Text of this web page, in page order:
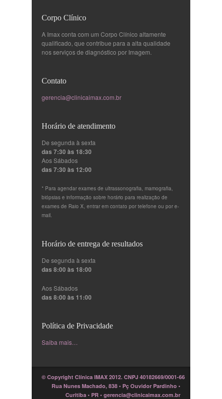
Corpo Clínico
A Imax conta com um Corpo Clínico altamente
qualificado, que contribue para a alta qualidade
nos serviços de diagnóstico por Imagem.
Contato
gerencia@clinicaimax.com.br
Horário de atendimento
De segunda à sexta
das 7:30 às 18:30
Aos Sábados
das 7:30 às 12:00
* Para agendar exames de ultrassonografia, mamografia,
biópsias e informação sobre horário para realização de
exames de Raio X, entrar em contato por telefone ou por e-
mail.
Horário de entrega de resultados
De segunda à sexta
das 8:00 às 18:00
Aos Sábados
das 8:00 às 11:00
Política de Privacidade
Saiba mais…
© Copyright Clínica IMAX 2012. CNPJ 40182669/0001-66
Rua Nunes Machado, 838 • Pç Ouvidor Pardinho •
Curitiba • PR • gerencia@clinicaimax.com.br